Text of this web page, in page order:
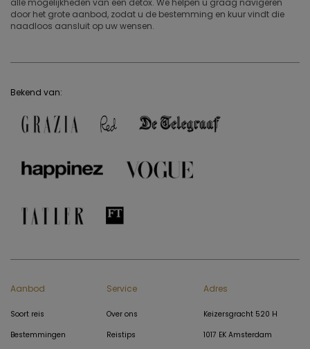
alle mogelijkheden van een detox. We helpen u graag navigeren
door het grote aanbod, zodat u de bestemming en kuur vindt die
naadloos aansluit op uw wensen.
Bekend van:
Aanbod
Soort reis
Bestemmingen
Service
Over ons
Reistips
Adres
Keizersgracht 520 H
1017 EK Amsterdam